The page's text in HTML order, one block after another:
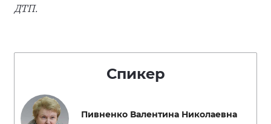
ДТП.
Спикер
Пивненко Валентина Николаевна